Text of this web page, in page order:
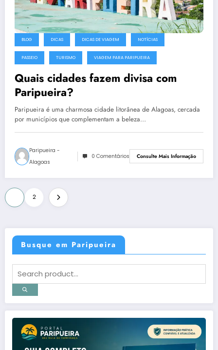
BLOG DICAS DICAS DE VIAGEM NOTÍCIAS
PASSEIO TURISMO VIAGEM PARA PARIPUEIRA
Quais cidades fazem divisa com
Paripueira?
Paripueira é uma charmosa cidade litorânea de Alagoas, cercada
por municípios que complementam a beleza…
Paripueira -
Alagoas
0 Comentários Consulte Mais Informação
Paginação
de
posts
2
Busque em Paripueira